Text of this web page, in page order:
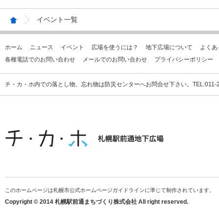
イベント一覧
ホーム ニュース イベント 広場を使うには？ 地下広場について
よく
各種電話でのお問い合わせ
メールでのお問い合わせ プライバシーポリシー
チ・カ・ホ内での落とし物、忘れ物は防災センターへお問合せ下さい。
このホームページは札幌市公式ホームページガイドラインに準じて制作されています。
Copyright © 2014 札幌駅前通まちづくり株式会社 All right reserved.